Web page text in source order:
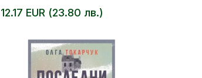
12.17 EUR (23.80 лв.)